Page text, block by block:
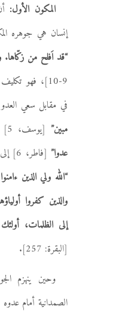
المكون الأول:
إنسان هي جوهره
“قد اَفلح من
9-10]، فهو
في مقابل سعي
مبين”[يوسف، 5]
عدوا” [فاطر، 6] إلى الإخراج من النور إلى الظلمات،
“الله ولي الذين
والذين كفروا
إلى الظلمات،
[البقرة: 257].
وحين ينهزم
الصمدانية أمام